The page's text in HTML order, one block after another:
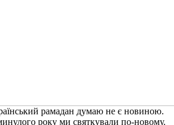
рамадан думаю не є новиною.
року ми святкували по-новому.